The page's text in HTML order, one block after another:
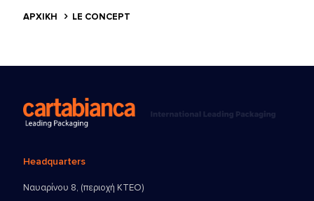
ΑΡΧΙΚΗ LE CONCEPT
Headquarters
Ναυαρίνου 8, (περιοχή ΚΤΕΟ)